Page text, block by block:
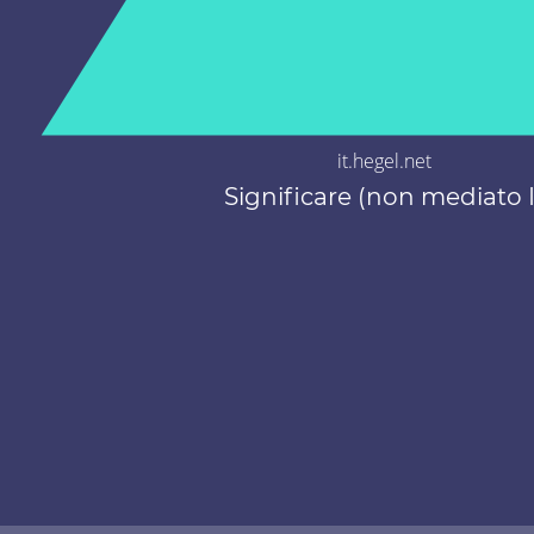
it.hegel.net
Significare (non mediato